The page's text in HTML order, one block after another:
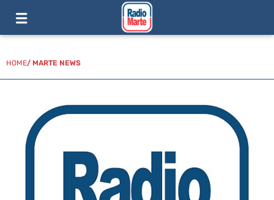
HOME/ MARTE NEWS